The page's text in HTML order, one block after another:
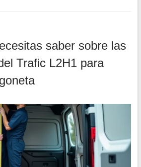
saber sobre las
Trafic L2H1 para